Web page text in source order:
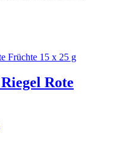
Rote